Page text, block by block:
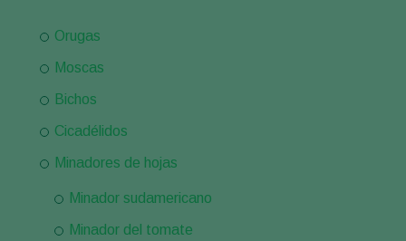
Orugas
Moscas
Bichos
Cicadélidos
Minadores de hojas
Minador sudamericano
Minador del tomate